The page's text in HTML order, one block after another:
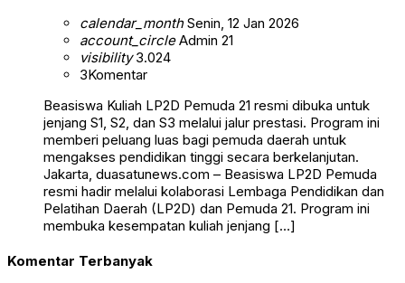
calendar_monthSenin, 12 Jan 2026
account_circleAdmin 21
visibility3.024
3Komentar
Beasiswa Kuliah LP2D Pemuda 21 resmi dibuka untuk
jenjang S1, S2, dan S3 melalui jalur prestasi. Program ini
memberi peluang luas bagi pemuda daerah untuk
mengakses pendidikan tinggi secara berkelanjutan.
Jakarta, duasatunews.com – Beasiswa LP2D Pemuda
resmi hadir melalui kolaborasi Lembaga Pendidikan dan
Pelatihan Daerah (LP2D) dan Pemuda 21. Program ini
membuka kesempatan kuliah jenjang […]
Komentar Terbanyak